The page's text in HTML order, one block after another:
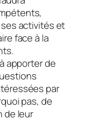
activités et
face à la
apporter de
par
pas, de
de leur